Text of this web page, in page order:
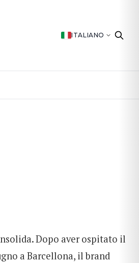
ITALIANO
Dopo aver ospitato il
a Barcellona, il brand